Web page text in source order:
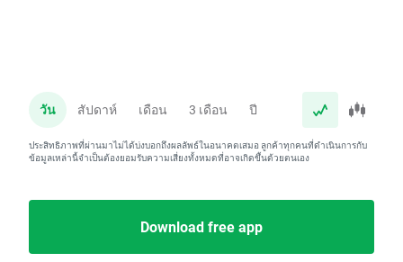
วัน สัปดาห์ เดือน 3 เดือน ปี
ประสิทธิภาพที่ผ่านมาไม่ได้บ่งบอกถึงผลลัพธ์ในอนาคตเสมอ ลูกค้าทุกคนที่ดำเนินการกับ
ข้อมูลเหล่านี้จำเป็นต้องยอมรับความเสี่ยงทั้งหมดที่อาจเกิดขึ้นด้วยตนเอง
Download free app